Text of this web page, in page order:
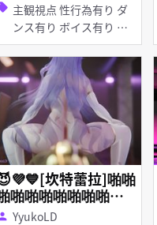
主観視点 性行為有り ダ
ンス有り ボイス有り 調
教・開発 ハーレム 淫乱
首輪・鎖・拘束具 しっぽ
タイツ・ストッキング 猫
耳 バイブ・ローター バ
ニーガール 目隠し アヘ
顔 イラマチオ お漏ら
し・潮吹き 拘束 口内射
精 フェラ
坎特蕾拉]啪啪
啪啪啪啪啪啪啪💙
💜😈YyukoLD